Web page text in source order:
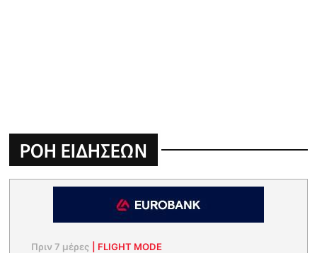
ΡΟΗ ΕΙΔΗΣΕΩΝ
Πριν 7 μέρες FLIGHT MODE